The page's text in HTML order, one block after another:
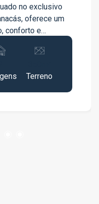
no exclusivo
oferece um
conforto e
terreno e 230 m²
é ideal para quem
com a família e
momentos de
Terreno